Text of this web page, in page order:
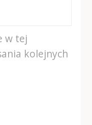
w tej
kolejnych